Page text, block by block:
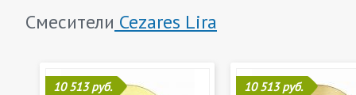
Смесители Cezares Lira
10 513 руб. 10 513 руб.